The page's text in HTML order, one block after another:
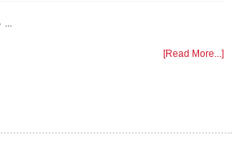
...
[Read More...]